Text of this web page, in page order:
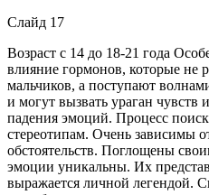
Слайд 17
Возраст с 14 до 18-21 года
влияние гормонов, которые не
мальчиков, а поступают
и могут вызвать ураган чувств
падения эмоций. Процесс
стереотипам. Очень зависимы
обстоятельств. Поглощены
эмоции уникальны. Их
выражается личной легендой.